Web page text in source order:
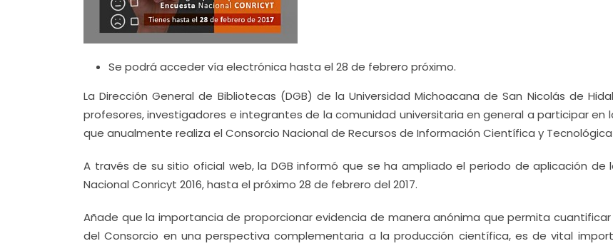
Se podrá acceder vía electrónica hasta el 28 de febrero próximo.
La Dirección General de Bibliotecas (DGB) de la Universidad Michoacana de San Nicolás de
profesores, investigadores e integrantes de la comunidad universitaria en general a participar en
que anualmente realiza el Consorcio Nacional de Recursos de Información Científica y
A través de su sitio oficial web, la DGB informó que se ha ampliado el periodo de aplicación de
Nacional Conricyt 2016, hasta el próximo 28 de febrero del 2017.
Añade que la importancia de proporcionar evidencia de manera anónima que permita
del Consorcio en una perspectiva complementaria a la producción científica, es de vital